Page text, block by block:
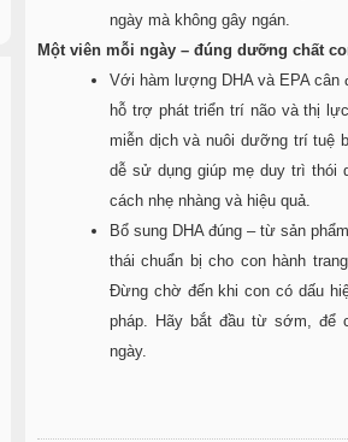
ngày mà không gây ngán.
Một viên mỗi ngày – đúng dưỡng chất
Với hàm lượng DHA và EPA cân
hỗ trợ phát triển trí não và thị
miễn dịch và nuôi dưỡng trí tuệ
dễ sử dụng giúp mẹ duy trì thói
cách nhẹ nhàng và hiệu quả.
Bổ sung DHA đúng – từ sản
thái chuẩn bị cho con hành
Đừng chờ đến khi con có dấu
pháp. Hãy bắt đầu từ sớm, để
ngày.